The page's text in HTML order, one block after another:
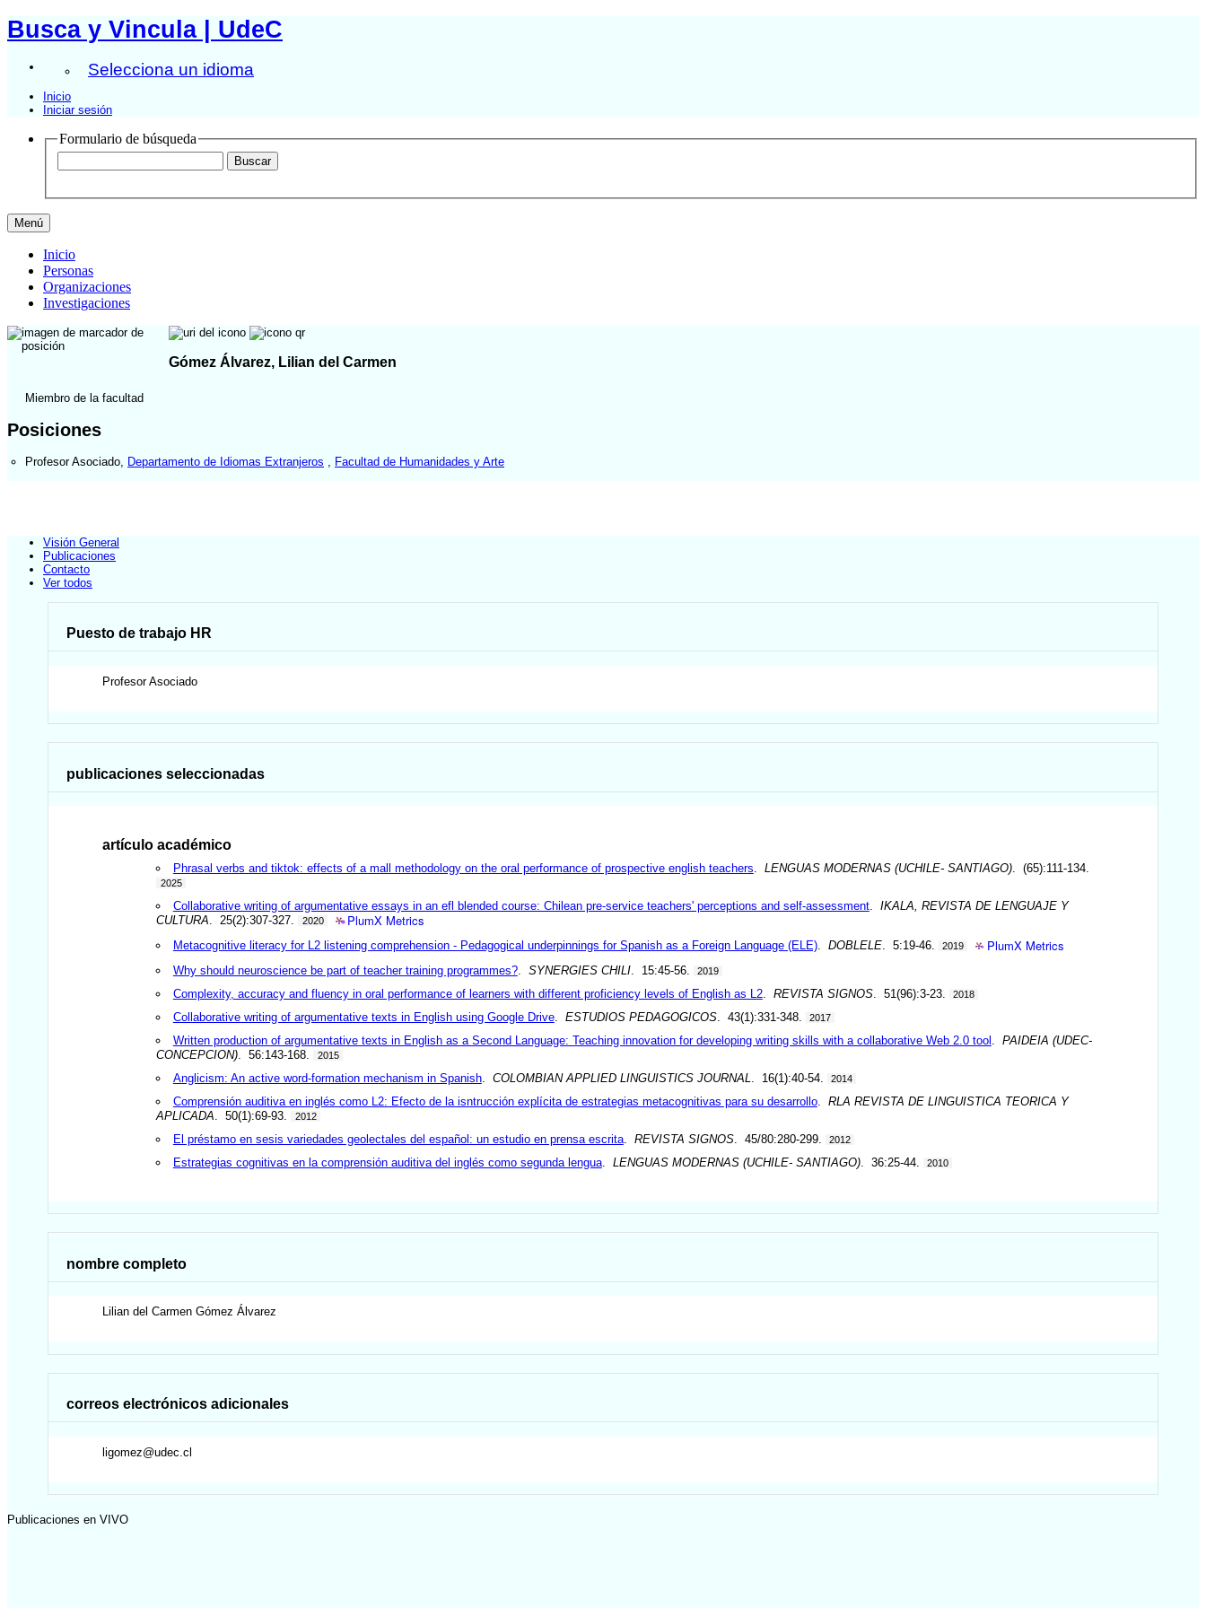
Busca y Vincula | UdeC
Selecciona un idioma
Inicio
Iniciar sesión
Formulario de búsqueda
Menú
Inicio
Personas
Organizaciones
Investigaciones
Gómez Álvarez, Lilian del Carmen
Miembro de la facultad
Posiciones
Profesor Asociado Departamento de Idiomas Extranjeros Facultad de Humanidades y Arte
Visión General
Publicaciones
Contacto
Ver todos
Puesto de trabajo HR
Profesor Asociado
publicaciones seleccionadas
artículo académico
Phrasal verbs and tiktok: effects of a mall methodology on the oral performance of prospective english teachers LENGUAS MODERNAS (UCHILE- SANTIAGO). (65):111-134.
2025
Collaborative writing of argumentative essays in an efl blended course: Chilean pre-service teachers' perceptions and self-assessment. IKALA, REVISTA DE LENGUAJE Y
CULTURA . 25(2):307-327. 2020 PlumX Metrics
Metacognitive literacy for L2 listening comprehension - Pedagogical underpinnings for Spanish as a Foreign Language (ELE). DOBLELE. 5:19-46. 2019 PlumX Metrics
Why should neuroscience be part of teacher training programmes?. SYNERGIES CHILI. 15:45-56. 2019
Complexity, accuracy and fluency in oral performance of learners with different proficiency levels of English as L2. REVISTA SIGNOS. 51(96):3-23. 2018
Collaborative writing of argumentative texts in English using Google Drive. ESTUDIOS PEDAGOGICOS. 43(1):331-348. 2017
Written production of argumentative texts in English as a Second Language: Teaching innovation for developing writing skills with a collaborative Web 2.0 tool
PAIDEIA (UDEC-
CONCEPCION) . 56:143-168. 2015
Anglicism: An active word-formation mechanism in Spanish. COLOMBIAN APPLIED LINGUISTICS JOURNAL . 16(1):40-54. 2014
Comprensión auditiva en inglés como L2: Efecto de la isntrucción explícita de estrategias metacognitivas para su desarrollo. RLA REVISTA DE LINGUISTICA TEORICA Y
APLICADA . 50(1):69-93. 2012
El préstamo en sesis variedades geolectales del español: un estudio en prensa escrita. REVISTA SIGNOS. 45/80:280-299. 2012
Estrategias cognitivas en la comprensión auditiva del inglés como segunda lengua. LENGUAS MODERNAS (UCHILE- SANTIAGO). 36:25-44. 2010
nombre completo
Lilian del Carmen Gómez Álvarez
correos electrónicos adicionales
ligomez@udec.cl
Publicaciones en VIVO